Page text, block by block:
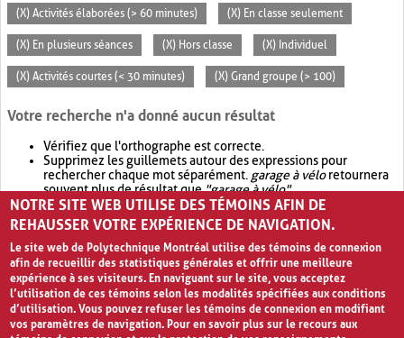
(X) Activités élaborées (> 60 minutes) (X) En classe seulement
(X) En plusieurs séances (X) Hors classe (X) Individuel
(X) Activités courtes (< 30 minutes) (X) Grand groupe (> 100)
Votre recherche n'a donné aucun résultat
Vérifiez que l'orthographe est correcte.
Supprimez les guillemets autour des expressions pour
rechercher chaque mot séparément. garage à véloretournera
souvent plus de résultat que"garage à vélo".
Envisagez d'élargir votre recherche avec OR.garage OR vélo
retournera souvent plus de résultat quegarage à vélo
NOTRE SITE WEB UTILISE DES TÉMOINS AFIN DE
REHAUSSER VOTRE EXPÉRIENCE DE NAVIGATION.
Le site web de Polytechnique Montréal utilise des témoins de connexion
afin de recueillir des statistiques générales et offrir une meilleure
expérience à ses visiteurs. En naviguant sur le site, vous acceptez
l’utilisation de ces témoins selon les modalités spécifiées aux conditions
d’utilisation. Vous pouvez refuser les témoins de connexion en modifiant
vos paramètres de navigation. Pour en savoir plus sur le recours aux